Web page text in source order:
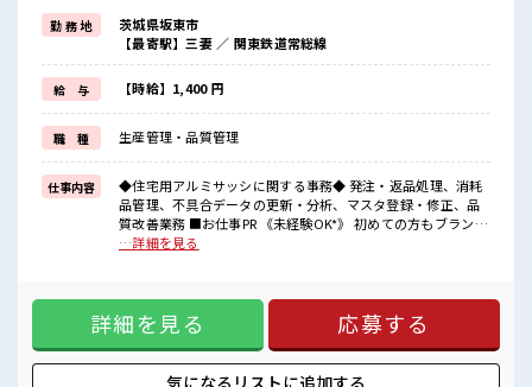
ルUP・ステップUP目指していきましょう！
《土日祝がお休み*》
お休みが決まっているので先の予定もたてやすい！
残業も月10時間未満と少なめなのでプライベートも充実◎
《フォロー体制バッチリ*》
新しいことにチャレンジするのは不安だけど、
担当がしっかりサポートしてくれるので安心！
なにか困ったことがあればすぐに相談してくださいね♪
■職場の雰囲気
女性の方も多数活躍中☆
マイカー・自転車・バイク通勤OK！
もちろん近くに駐車場あります◎1食350円から頼めるおいしい食堂
もあり♪
勤 務 地
茨城県坂東市
【最寄駅】三妻 ／ 関東鉄道常総線
給 与 【時給】1,400 円
職 種 生産管理・品質管理
仕事内容
◆住宅用アルミサッシに関する事務◆ 発注・返品処理、消耗
品管理、不具合データの更新・分析、マスタ登録・修正、品
質改善業務 ■お仕事PR 《未経験OK*》 初めての方もブランク
のある方も！ もちろん経験者も大カンゲイ★ パソコンも触る
みが決まっているので先の予定もたてやすい！ 残業も月10時
間未満と少なめなのでプライベートも充実◎ 《フォロー体制
バッチリ*》 新しいことにチャレンジするのは不安だけど、
担当がしっかりサポートしてくれるので安心！ なにか困った
ことがあればすぐに相談してくださいね♪ ■職場の雰囲気 女
…詳細を見る
詳細を見る 応募する
気になるリストに追加する